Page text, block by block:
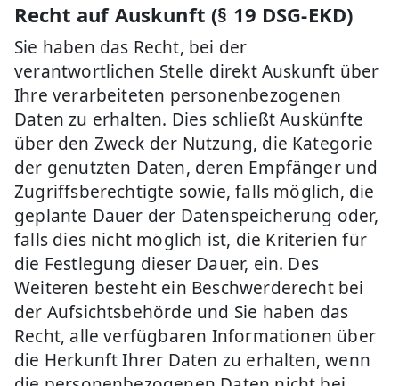
Recht auf Auskunft (§ 19 DSG-EKD)
Sie haben das Recht, bei der
verantwortlichen Stelle direkt Auskunft über
Ihre verarbeiteten personenbezogenen
Daten zu erhalten. Dies schließt Auskünfte
über den Zweck der Nutzung, die Kategorie
der genutzten Daten, deren Empfänger und
Zugriffsberechtigte sowie, falls möglich, die
geplante Dauer der Datenspeicherung oder,
falls dies nicht möglich ist, die Kriterien für
die Festlegung dieser Dauer, ein. Des
Weiteren besteht ein Beschwerderecht bei
der Aufsichtsbehörde und Sie haben das
Recht, alle verfügbaren Informationen über
die Herkunft Ihrer Daten zu erhalten, wenn